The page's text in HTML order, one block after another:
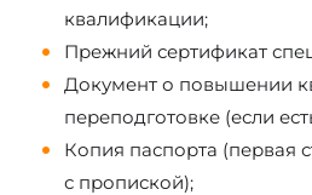
квалификации;
Прежний сертификат
Документ о повышении
переподготовке (если
Копия паспорта (первая
с пропиской);